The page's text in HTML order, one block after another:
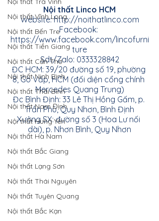
Nội thất Vĩnh Long
Nội thất Bến Tre
Nội thất Tiền Giang
Nội thất Cần Thơ
Nội thất Ninh Bình
Nội thất Thái Bình
Nội thất Nam Định
Nội thất Hưng Yên
Nội thất Hà Nam
Nội thất Bắc Giang
Nội thất Lạng Sơn
Nội thất Thái Nguyên
Nội thất Tuyên Quang
Nội thất Bắc Kạn
Nội thất Linco HCM
Website: http://noithatlinco.com
Facebook:
https://www.facebook.com/lincofurni
ture
Sdt/Zalo: 0333328842
ĐC HCM: 39/20 đường số 19, phường
8, Gò Vấp, HCM (đối diện cổng chính
Mercedes Quang Trung)
Đc Bình Định: 33 Lê Thị Hồng Gấm, p.
Trần Phú, Quy Nhơn, Bình Định
Xưởng SX: đường số 3 (Hoa Lư nối
dài), p. Nhơn Bình, Quy Nhơn